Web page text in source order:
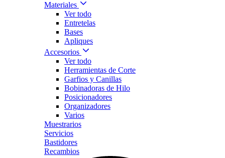
Materiales
Ver todo
Entretelas
Bases
Apliques
Accesorios
Ver todo
Herramientas de Corte
Garfios y Canillas
Bobinadoras de Hilo
Posicionadores
Organizadores
Varios
Muestrarios
Servicios
Bastidores
Recambios